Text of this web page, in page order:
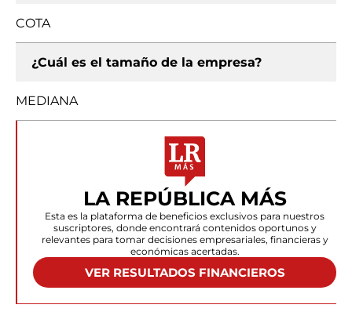
COTA
¿Cuál es el tamaño de la empresa?
MEDIANA
LA REPÚBLICA MÁS
Esta es la plataforma de beneficios exclusivos para nuestros
suscriptores, donde encontrará contenidos oportunos y
relevantes para tomar decisiones empresariales, financieras y
económicas acertadas.
VER RESULTADOS FINANCIEROS